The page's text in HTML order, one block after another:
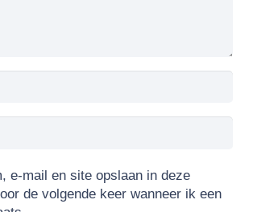
e-mail en site opslaan in deze
de volgende keer wanneer ik een